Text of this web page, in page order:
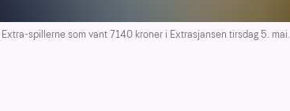
spillerne som vant 7140 kroner i Extrasjansen tirsdag 5. mai.